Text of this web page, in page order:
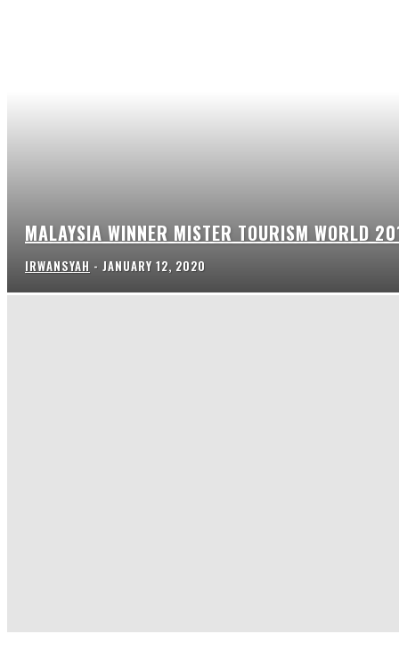
MALAYSIA WINNER MISTER TOURISM WORLD
IRWANSYAH - JANUARY 12, 2020